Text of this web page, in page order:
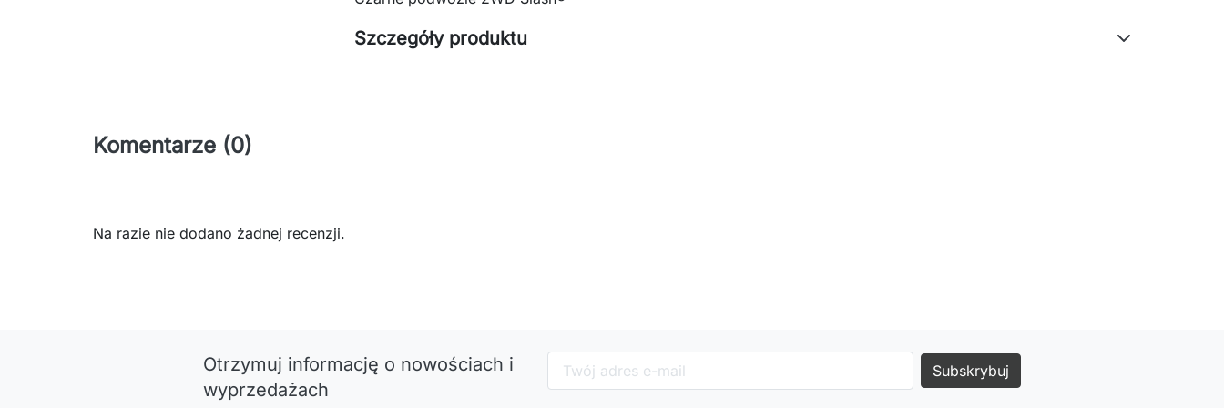
Szczegóły produktu
Komentarze (0)
Na razie nie dodano żadnej recenzji.
Otrzymuj informację o nowościach i
wyprzedażach